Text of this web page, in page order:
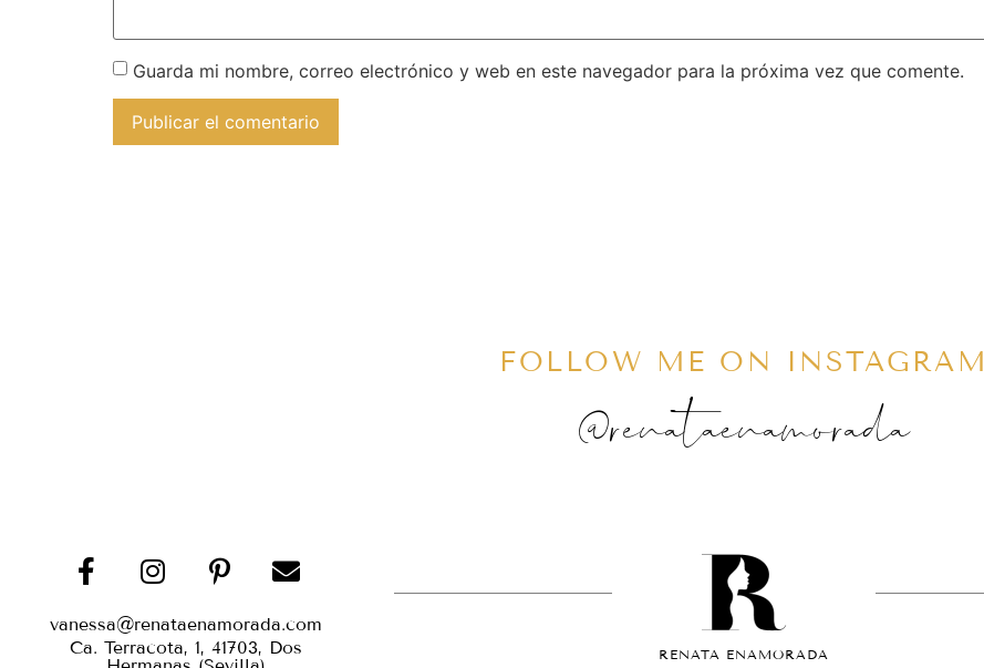
Guarda mi nombre, correo electrónico y web en este navegador para la próxima vez que comente.
FOLLOW ME ON INSTAGRAM
@renataenamorada
vanessa@renataenamorada.com
Ca. Terracota, 1, 41703, Dos
RENATA ENAMORADA